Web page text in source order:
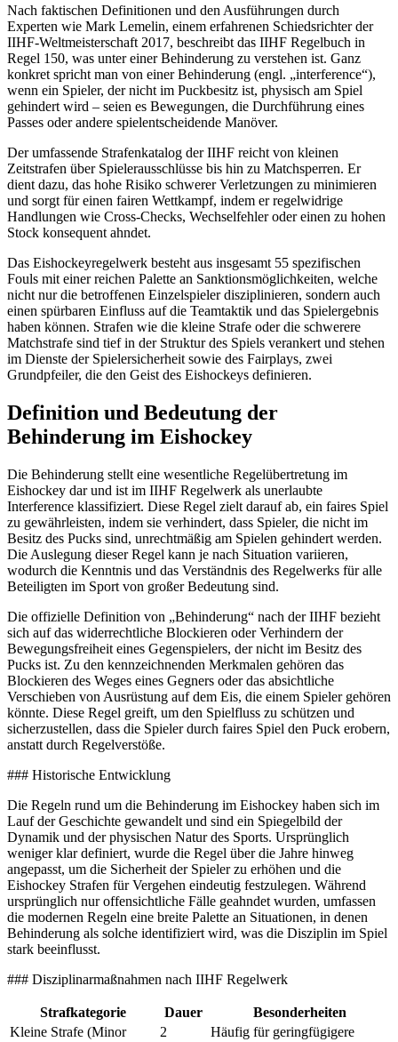
Nach faktischen Definitionen und den Ausführungen durch
Experten wie Mark Lemelin, einem erfahrenen Schiedsrichter der
IIHF-Weltmeisterschaft 2017, beschreibt das IIHF Regelbuch in
Regel 150, was unter einer Behinderung zu verstehen ist. Ganz
konkret spricht man von einer Behinderung (engl. „interference“),
wenn ein Spieler, der nicht im Puckbesitz ist, physisch am Spiel
gehindert wird – seien es Bewegungen, die Durchführung eines
Passes oder andere spielentscheidende Manöver.
Der umfassende Strafenkatalog der IIHF reicht von kleinen
Zeitstrafen über Spielerausschlüsse bis hin zu Matchsperren. Er
dient dazu, das hohe Risiko schwerer Verletzungen zu minimieren
und sorgt für einen fairen Wettkampf, indem er regelwidrige
Handlungen wie Cross-Checks, Wechselfehler oder einen zu hohen
Stock konsequent ahndet.
Das Eishockeyregelwerk besteht aus insgesamt 55 spezifischen
Fouls mit einer reichen Palette an Sanktionsmöglichkeiten, welche
nicht nur die betroffenen Einzelspieler disziplinieren, sondern auch
einen spürbaren Einfluss auf die Teamtaktik und das Spielergebnis
haben können. Strafen wie die kleine Strafe oder die schwerere
Matchstrafe sind tief in der Struktur des Spiels verankert und stehen
im Dienste der Spielersicherheit sowie des Fairplays, zwei
Grundpfeiler, die den Geist des Eishockeys definieren.
Definition und Bedeutung der
Behinderung im Eishockey
Die Behinderung stellt eine wesentliche Regelübertretung im
Eishockey dar und ist im IIHF Regelwerk als unerlaubte
Interference klassifiziert. Diese Regel zielt darauf ab, ein faires Spiel
zu gewährleisten, indem sie verhindert, dass Spieler, die nicht im
Besitz des Pucks sind, unrechtmäßig am Spielen gehindert werden.
Die Auslegung dieser Regel kann je nach Situation variieren,
wodurch die Kenntnis und das Verständnis des Regelwerks für alle
Beteiligten im Sport von großer Bedeutung sind.
Die offizielle Definition von „Behinderung“ nach der IIHF bezieht
sich auf das widerrechtliche Blockieren oder Verhindern der
Bewegungsfreiheit eines Gegenspielers, der nicht im Besitz des
Pucks ist. Zu den kennzeichnenden Merkmalen gehören das
Blockieren des Weges eines Gegners oder das absichtliche
Verschieben von Ausrüstung auf dem Eis, die einem Spieler gehören
könnte. Diese Regel greift, um den Spielfluss zu schützen und
sicherzustellen, dass die Spieler durch faires Spiel den Puck erobern,
anstatt durch Regelverstöße.
### Historische Entwicklung
Die Regeln rund um die Behinderung im Eishockey haben sich im
Lauf der Geschichte gewandelt und sind ein Spiegelbild der
Dynamik und der physischen Natur des Sports. Ursprünglich
weniger klar definiert, wurde die Regel über die Jahre hinweg
angepasst, um die Sicherheit der Spieler zu erhöhen und die
Eishockey Strafen für Vergehen eindeutig festzulegen. Während
ursprünglich nur offensichtliche Fälle geahndet wurden, umfassen
die modernen Regeln eine breite Palette an Situationen, in denen
Behinderung als solche identifiziert wird, was die Disziplin im Spiel
stark beeinflusst.
### Disziplinarmaßnahmen nach IIHF Regelwerk
Strafkategorie Dauer
Besonderheiten
Kleine Strafe (Minor
2
Häufig für geringfügigere